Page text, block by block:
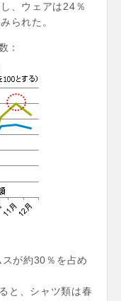
、ウェアは24％
られた。
：
が約30％を占め
と、シャツ類は春